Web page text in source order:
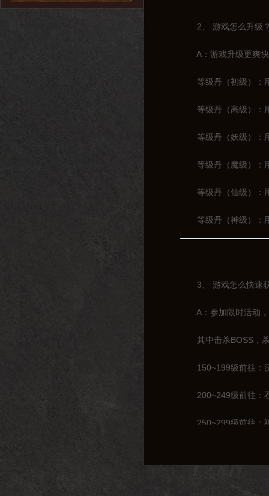
2、 游戏怎么升级
A：游戏升级更爽快
等级丹（初级）：
等级丹（高级）：
等级丹（妖级）：
等级丹（魔级）：
等级丹（仙级）：
等级丹（神级）：
3、 游戏怎么快速
A：参加限时活动，
其中击杀BOSS，杀
150~199级前往：沃
200~249级前往：石
250~299级前往：祖